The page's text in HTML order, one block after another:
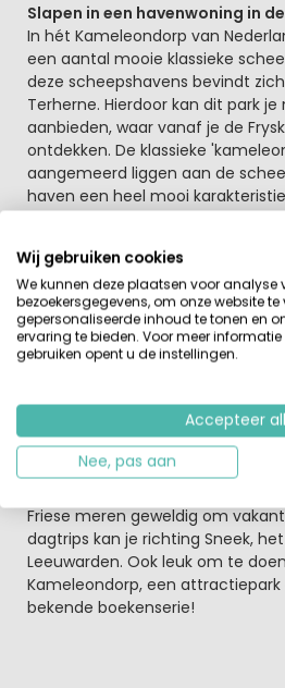
Slapen in een havenwoning in
In hét Kameleondorp van
een aantal mooie klassieke
deze scheepshavens bevindt
Terherne. Hierdoor kan dit park
aanbieden, waar vanaf je de
ontdekken. De klassieke
aangemeerd liggen aan de
haven een heel mooi
Kom met je eigen boot naar het
in de omgeving een. Door de
sneekermeer en de Terhernster
kanten op. Ook kan je goed
een middagje skûtsjesilen (fries
gewoon zwemmen in de haven,
Volop water in Friesland
Kom met je eigen boot en meer
middag skûtsjesilen, sla een
Friese meren geweldig om
dagtrips kan je richting Sneek,
Leeuwarden. Ook leuk om te
Kameleondorp, een
bekende boekenserie!
Wij gebruiken cookies
We kunnen deze plaatsen voor analyse
bezoekersgegevens, om onze website te
gepersonaliseerde inhoud te tonen en
ervaring te bieden. Voor meer
gebruiken opent u de instellingen.
Accepteer
Nee, pas aan